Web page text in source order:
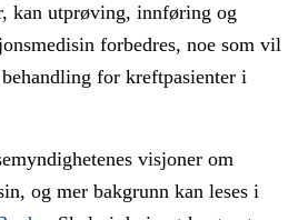
kan utprøving, innføring og
forbedres, noe som vil
for kreftpasienter i
visjoner om
og mer bakgrunn kan leses i